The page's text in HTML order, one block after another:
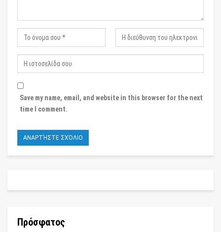
Save my name, email, and website in this browser for the next
time I comment.
Πρόσφατος